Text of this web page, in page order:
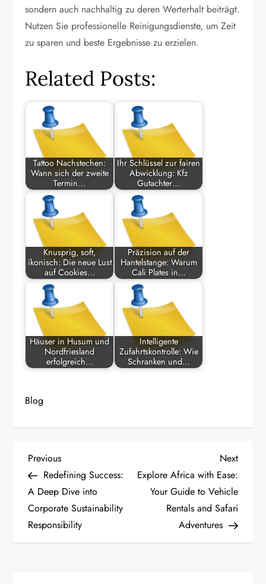
sondern auch nachhaltig zu deren Werterhalt beiträgt.
Nutzen Sie professionelle Reinigungsdienste, um Zeit
zu sparen und beste Ergebnisse zu erzielen.
Related Posts:
Tattoo Nachstechen:
Wann sich der zweite
Termin…
Ihr Schlüssel zur fairen
Abwicklung: Kfz
Gutachter…
Knusprig, soft,
ikonisch: Die neue Lust
auf Cookies…
Präzision auf der
Hantelstange: Warum
Cali Plates in…
Häuser in Husum und
Nordfriesland
erfolgreich…
Intelligente
Zufahrtskontrolle: Wie
Schranken und…
Blog
P
o
s
Previous
Post
Previous
Redefining Success:
A Deep Dive into
Corporate Sustainability
Responsibility
Next
Post
Next
Explore Africa with Ease:
Your Guide to Vehicle
Rentals and Safari
Adventures